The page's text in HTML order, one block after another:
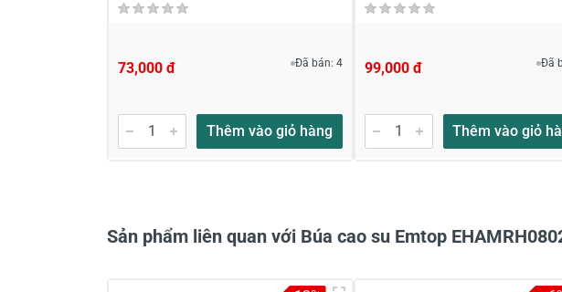
73,000 đ Đã bán: 4
Thêm vào giỏ hàng
99,000 đ Đã
Thêm vào giỏ
Sản phẩm liên quan với Búa cao su Emtop